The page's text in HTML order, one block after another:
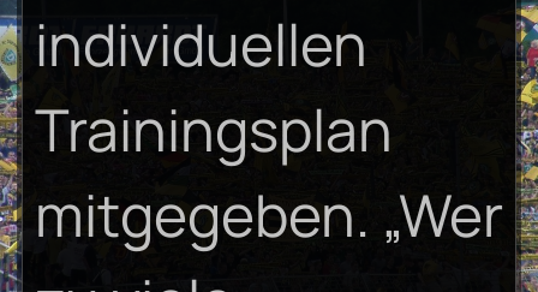
individuellen
Trainingsplan
mitgegeben. „Wer